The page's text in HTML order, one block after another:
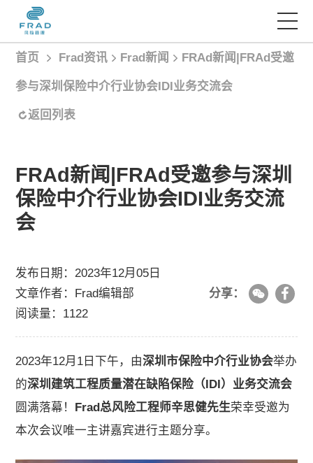
首页
服务项目
经典案例
Frad智库
Frad资讯
关于我们
加入我们
首页 Frad资讯 Frad新闻 FRAd新闻|FRAd受邀
参与深圳保险中介行业协会IDI业务交流会
返回列表
FRAd新闻|FRAd受邀参与深圳
保险中介行业协会IDI业务交流
会
发布日期：2023年12月05日
文章作者：Frad编辑部
阅读量：1122
分享：
2023年12月1日下午，由深圳市保险中介行业协会举办
的深圳建筑工程质量潜在缺陷保险（IDI）业务交流会
圆满落幕！ Frad总风险工程师辛思健先生荣幸受邀为
本次会议唯一主讲嘉宾进行主题分享。